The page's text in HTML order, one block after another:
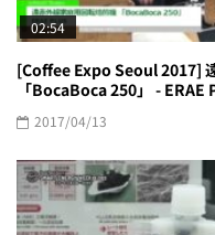
02:54
[Coffee Expo Seoul 2017]
「BocaBoca 250」 - ERAE
2017/04/13